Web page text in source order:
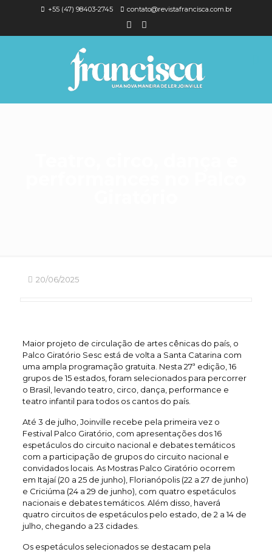
+55 (47) 98403-2745 contato@revistafrancisca.com.br
20/06/2025
Maior projeto de circulação de artes cênicas do país, o
Palco Giratório Sesc está de volta a Santa Catarina com
uma ampla programação gratuita. Nesta 27ª edição, 16
grupos de 15 estados, foram selecionados para percorrer
o Brasil, levando teatro, circo, dança, performance e
teatro infantil para todos os cantos do país.
Até 3 de julho, Joinville recebe pela primeira vez o
Festival Palco Giratório, com apresentações dos 16
espetáculos do circuito nacional e debates temáticos
com a participação de grupos do circuito nacional e
convidados locais. As Mostras Palco Giratório ocorrem
em Itajaí (20 a 25 de junho), Florianópolis (22 a 27 de junho)
e Criciúma (24 a 29 de junho), com quatro espetáculos
nacionais e debates temáticos. Além disso, haverá
quatro circuitos de espetáculos pelo estado, de 2 a 14 de
julho, chegando a 23 cidades.
Os espetáculos selecionados se destacam pela